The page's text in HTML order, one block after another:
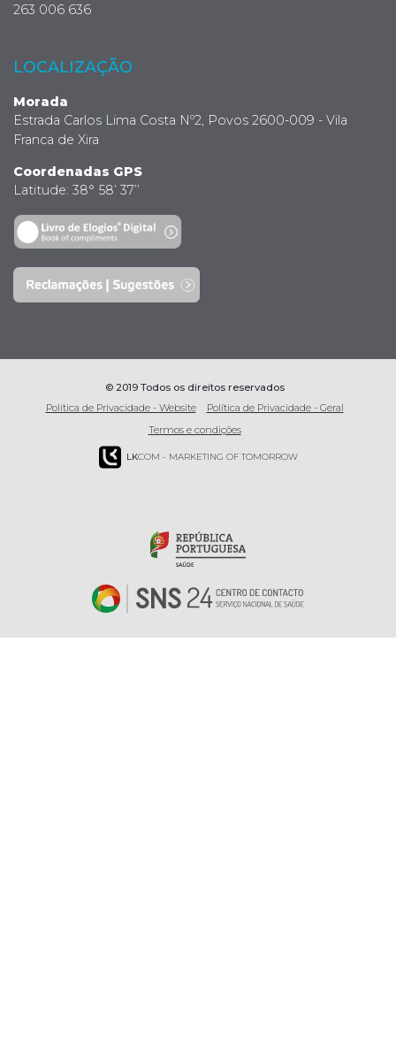
263 006 636
LOCALIZAÇÃO
Morada
Estrada Carlos Lima Costa Nº2, Povos 2600-009 - Vila
Franca de Xira
Coordenadas GPS
Latitude: 38° 58’ 37’’
© 2019 Todos os direitos reservados
Política de Privacidade - Website
Política de Privacidade - Geral
Termos e condições
LKCOM - MARKETING OF TOMORROW